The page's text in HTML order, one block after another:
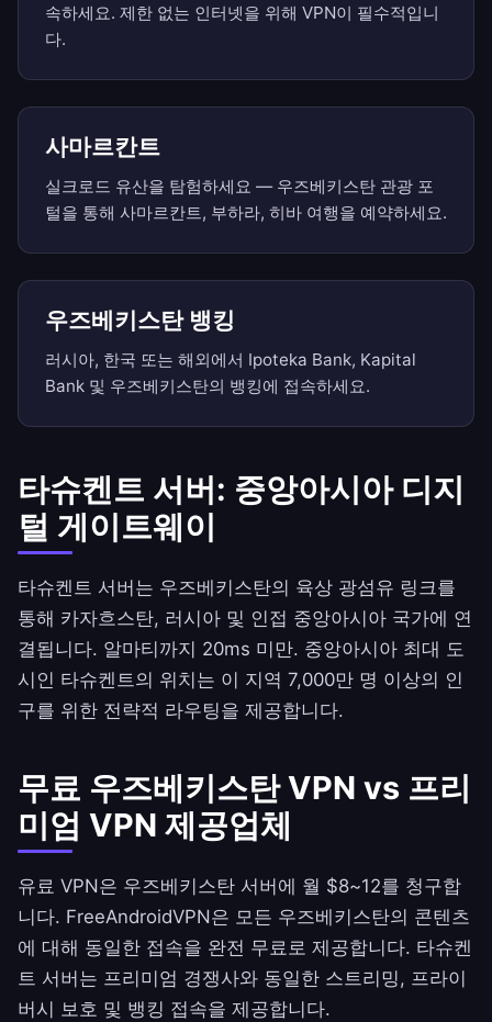
속하세요. 제한 없는 인터넷을 위해 VPN이 필수적입니
다.
사마르칸트
실크로드 유산을 탐험하세요 — 우즈베키스탄 관광 포
털을 통해 사마르칸트, 부하라, 히바 여행을 예약하세요.
우즈베키스탄 뱅킹
러시아, 한국 또는 해외에서 Ipoteka Bank, Kapital
Bank 및 우즈베키스탄의 뱅킹에 접속하세요.
타슈켄트 서버: 중앙아시아 디지
털 게이트웨이
타슈켄트 서버는 우즈베키스탄의 육상 광섬유 링크를
통해 카자흐스탄, 러시아 및 인접 중앙아시아 국가에 연
결됩니다. 알마티까지 20ms 미만. 중앙아시아 최대 도
시인 타슈켄트의 위치는 이 지역 7,000만 명 이상의 인
구를 위한 전략적 라우팅을 제공합니다.
무료 우즈베키스탄 VPN vs 프리
미엄 VPN 제공업체
유료 VPN은 우즈베키스탄 서버에 월 $8~12를 청구합
니다. FreeAndroidVPN은 모든 우즈베키스탄의 콘텐츠
에 대해 동일한 접속을 완전 무료로 제공합니다. 타슈켄
트 서버는 프리미엄 경쟁사와 동일한 스트리밍, 프라이
버시 보호 및 뱅킹 접속을 제공합니다.